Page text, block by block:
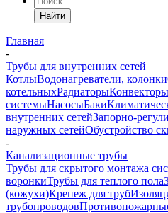
Найти
Главная
-
Трубы для внутренних сетей
КотлыВодонагреватели, колонки
котельныхРадиаторыКонвекторы
системыНасосыБаки
внутренних сетейЗапорно-
наружных сетейОбустройство
-
Канализационные трубы
Трубы для скрытого монтажа
воронкиТрубы для теплого пола
(кожухи)Крепеж для труб
трубопроводов